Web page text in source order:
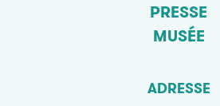
PRESSE
MUSÉE
ADRESSE